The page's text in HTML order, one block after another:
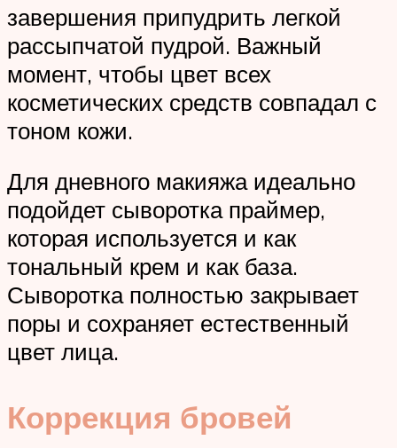
завершения припудрить легкой
рассыпчатой пудрой. Важный
момент, чтобы цвет всех
косметических средств совпадал с
тоном кожи.
Для дневного макияжа идеально
подойдет сыворотка праймер,
которая используется и как
тональный крем и как база.
Сыворотка полностью закрывает
поры и сохраняет естественный
цвет лица.
Коррекция бровей